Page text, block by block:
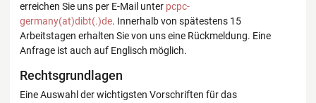
erreichen Sie uns per E-Mail unter pcpc-
germany(at)dibt(.)de. Innerhalb von spätestens 15
Arbeitstagen erhalten Sie von uns eine Rückmeldung. Eine
Anfrage ist auch auf Englisch möglich.
Rechtsgrundlagen
Eine Auswahl der wichtigsten Vorschriften für das